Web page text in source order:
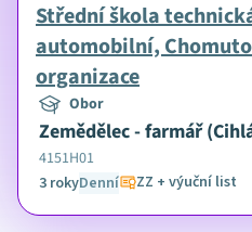
Střední škola
automobilní,
organizace
Obor
Zemědělec - farmář
4151H01
3 rokyDenní ZZ + výuční list